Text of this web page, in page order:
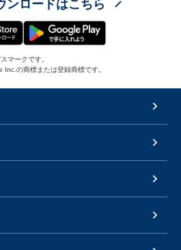
ンロードはこちら
マークです。
の商標または登録商標です。